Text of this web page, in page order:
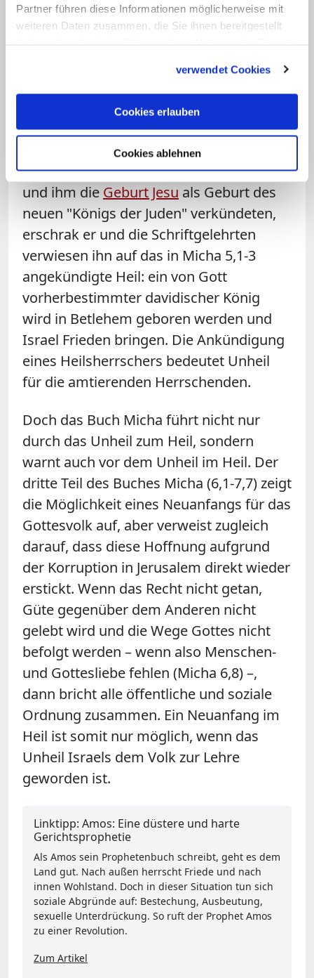
Partner führen diese Informationen möglicherweise mit
weiteren Daten zusammen, die Sie ihnen bereitgestellt
verwendet Cookies
Cookies erlauben
Cookies ablehnen
wurde.
Autor des Evangeliums nach Matthäus
dass das Buch Micha
Oppositionsliteratur ist. Als die
Sterndeuter zu König Herodes kamen
und ihm die Geburt Jesu als Geburt des
neuen "Königs der Juden" verkündeten,
erschrak er und die Schriftgelehrten
verwiesen ihn auf das in Micha 5,1-3
angekündigte Heil: ein von Gott
vorherbestimmter davidischer König
wird in Betlehem geboren werden und
Israel Frieden bringen. Die Ankündigung
eines Heilsherrschers bedeutet Unheil
für die amtierenden Herrschenden.
Doch das Buch Micha führt nicht nur
durch das Unheil zum Heil, sondern
warnt auch vor dem Unheil im Heil. Der
dritte Teil des Buches Micha (6,1-7,7) zeigt
die Möglichkeit eines Neuanfangs für das
Gottesvolk auf, aber verweist zugleich
darauf, dass diese Hoffnung aufgrund
der Korruption in Jerusalem direkt wieder
erstickt. Wenn das Recht nicht getan,
Güte gegenüber dem Anderen nicht
gelebt wird und die Wege Gottes nicht
befolgt werden – wenn also Menschen-
und Gottesliebe fehlen (Micha 6,8) –,
dann bricht alle öffentliche und soziale
Ordnung zusammen. Ein Neuanfang im
Heil ist somit nur möglich, wenn das
Unheil Israels dem Volk zur Lehre
geworden ist.
Linktipp: Amos: Eine düstere und harte
Gerichtsprophetie
Als Amos sein Prophetenbuch schreibt, geht es dem
Land gut. Nach außen herrscht Friede und nach
innen Wohlstand. Doch in dieser Situation tun sich
soziale Abgründe auf: Bestechung, Ausbeutung,
sexuelle Unterdrückung. So ruft der Prophet Amos
zu einer Revolution.
Zum Artikel